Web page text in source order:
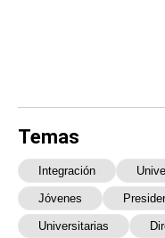
Temas
Integración
Jóvenes
Universitarias